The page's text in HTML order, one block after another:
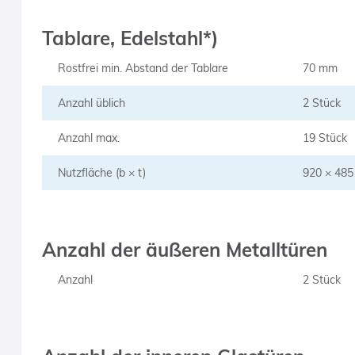
Tablare, Edelstahl*)
Rostfrei min. Abstand der Tablare 70 mm
Anzahl üblich 2 Stück
Anzahl max. 19 Stück
Nutzfläche (b × t) 920 ×
Anzahl der äußeren Metalltüren
Anzahl 2 Stück